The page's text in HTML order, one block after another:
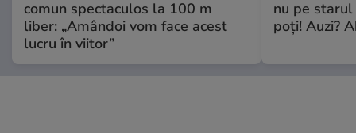
comun spectaculos la 100 m
liber: „Amândoi vom face acest
lucru în viitor”
nu pe starul
poți! Auzi?